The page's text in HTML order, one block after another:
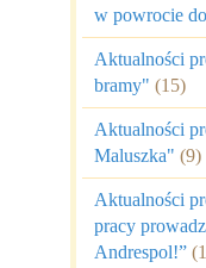
w powrocie
Aktualności
bramy" (15)
Aktualności
Maluszka" (9)
Aktualności
pracy
Andrespol!”